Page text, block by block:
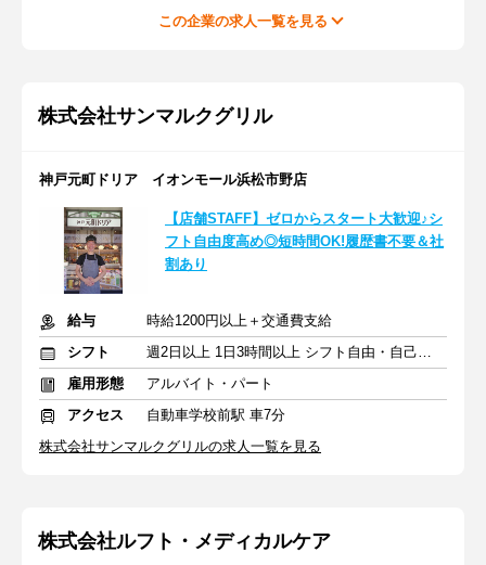
この企業の求人一覧を見る
株式会社サンマルクグリル
神戸元町ドリア イオンモール浜松市野店
【店舗STAFF】ゼロからスタート大歓迎♪シ
フト自由度高め◎短時間OK!履歴書不要＆社
割あり
給与
時給1200円以上＋交通費支給
シフト
週2日以上 1日3時間以上 シフト自由・自己申告
雇用形態
アルバイト・パート
アクセス
自動車学校前駅 車7分
株式会社サンマルクグリルの求人一覧を見る
株式会社ルフト・メディカルケア